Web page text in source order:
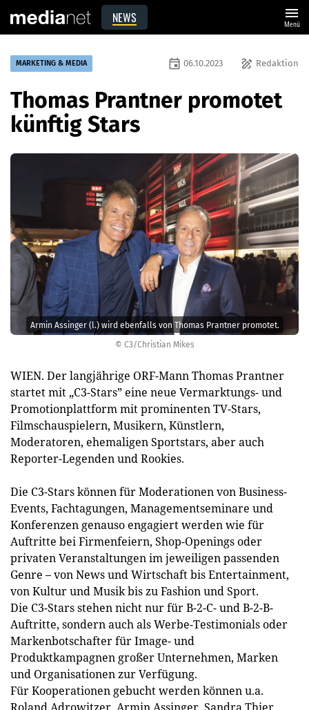
NEWS menu
Menü
© C3/Christian Mikes
Armin Assinger (l.) wird ebenfalls von Thomas Prantner promotet.
MARKETING & MEDIA draw Redaktion
event 06.10.2023
Thomas Prantner promotet
künftig Stars
WIEN. Der langjährige ORF-Mann Thomas Prantner
startet mit „C3-Stars” eine neue Vermarktungs- und
Promotionplattform mit prominenten TV-Stars,
Filmschauspielern, Musikern, Künstlern,
Moderatoren, ehemaligen Sportstars, aber auch
Reporter-Legenden und Rookies.
Die C3-Stars können für Moderationen von Business-
Events, Fachtagungen, Managementseminare und
Konferenzen genauso engagiert werden wie für
Auftritte bei Firmenfeiern, Shop-Openings oder
privaten Veranstaltungen im jeweiligen passenden
Genre – von News und Wirtschaft bis Entertainment,
von Kultur und Musik bis zu Fashion und Sport.
Die C3-Stars stehen nicht nur für B-2-C- und B-2-B-
Auftritte, sondern auch als Werbe-Testimonials oder
Markenbotschafter für Image- und
Produktkampagnen großer Unternehmen, Marken
und Organisationen zur Verfügung.
Für Kooperationen gebucht werden können u.a.